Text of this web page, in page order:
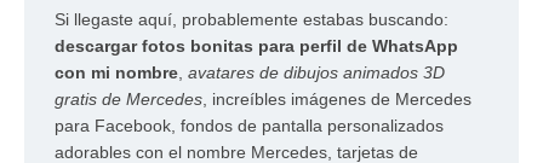
Si llegaste aquí, probablemente estabas buscando:
descargar fotos bonitas para perfil de WhatsApp
con mi nombre avatares de dibujos animados 3D
gratis de Mercedes , increíbles imágenes de Mercedes
para Facebook, fondos de pantalla personalizados
adorables con el nombre Mercedes, tarjetas de